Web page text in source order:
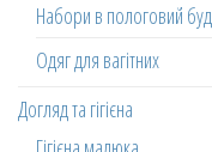
Набори в пологовий
Одяг для вагітних
Догляд та гігієна